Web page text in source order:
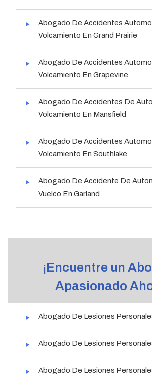
Abogado De Accidentes
Volcamiento En Grand Prairie
Abogado De Accidentes
Volcamiento En Grapevine
Abogado De Accidentes De
Volcamiento En Mansfield
Abogado De Accidentes
Volcamiento En Southlake
Abogado De Accidente De
Vuelco En Garland
¡Encuentre un
Apasionado
Abogado De Lesiones
Abogado De Lesiones
Abogado De Lesiones